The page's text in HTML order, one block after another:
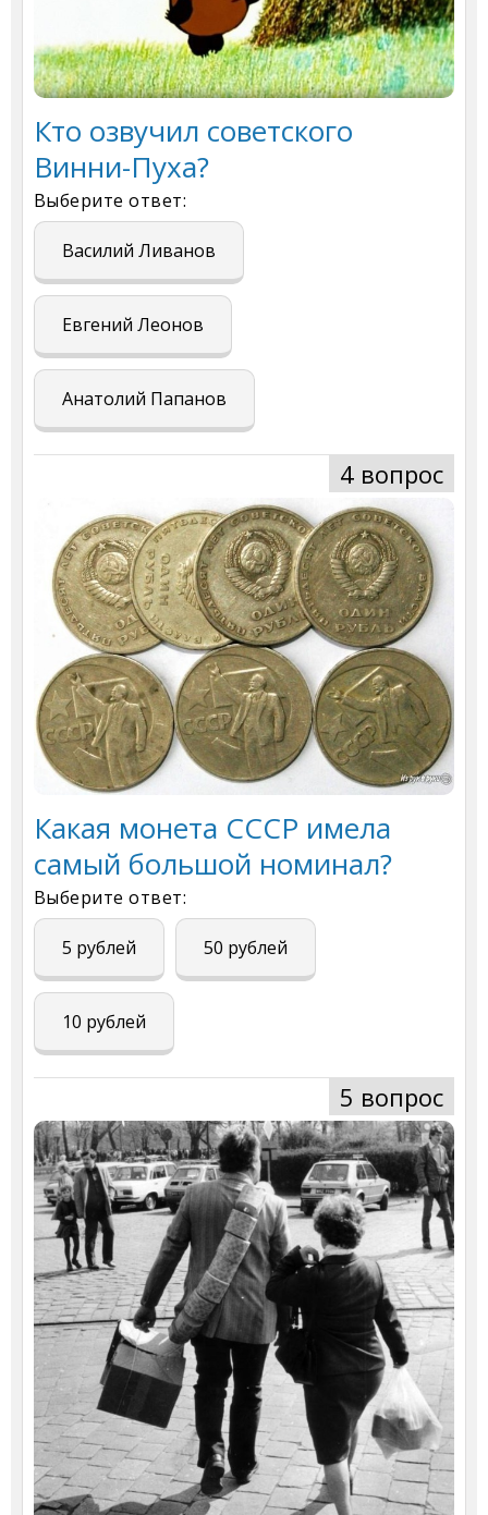
Кто озвучил советского
Винни-Пуха?
Выберите ответ:
Василий Ливанов
Евгений Леонов
Анатолий Папанов
4 вопрос
Какая монета СССР имела
самый большой номинал?
Выберите ответ:
5 рублей 50 рублей
10 рублей
5 вопрос